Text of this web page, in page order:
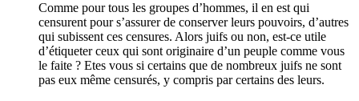
Comme pour tous les groupes d’hommes, il en est qui
censurent pour s’assurer de conserver leurs pouvoirs, d’autres
qui subissent ces censures. Alors juifs ou non, est-ce utile
d’étiqueter ceux qui sont originaire d’un peuple comme vous
le faite ? Etes vous si certains que de nombreux juifs ne sont
pas eux même censurés, y compris par certains des leurs.